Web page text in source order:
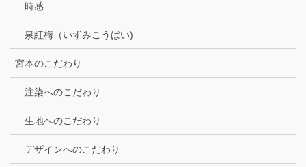
時感
泉紅梅（いずみこうばい)
宮本のこだわり
注染へのこだわり
生地へのこだわり
デザインへのこだわり